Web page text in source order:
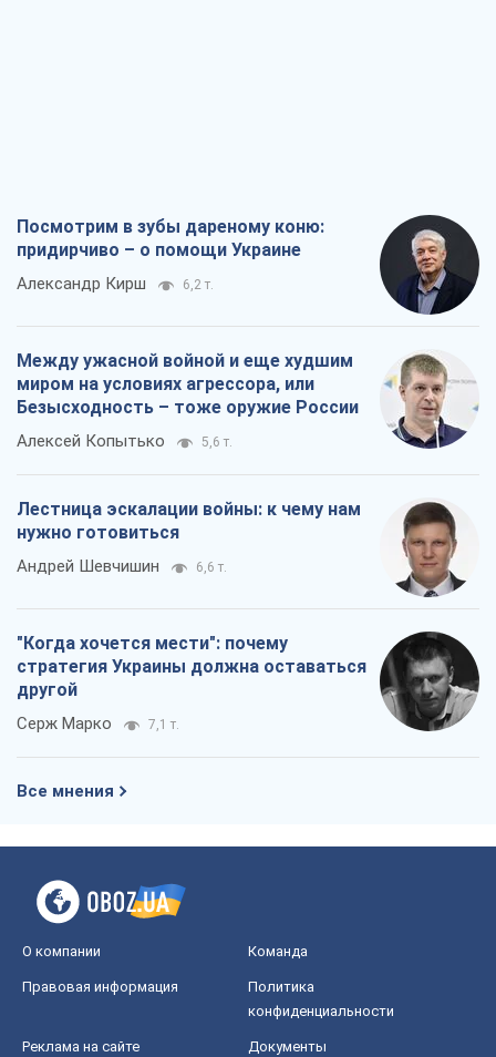
Посмотрим в зубы дареному коню:
придирчиво – о помощи Украине
Александр Кирш 6,2 т.
Между ужасной войной и еще худшим
миром на условиях агрессора, или
Безысходность – тоже оружие России
Алексей Копытько 5,6 т.
Лестница эскалации войны: к чему нам
нужно готовиться
Андрей Шевчишин 6,6 т.
"Когда хочется мести": почему
стратегия Украины должна оставаться
другой
Серж Марко 7,1 т.
Все мнения
О компании Команда
Правовая информация
Политика
конфиденциальности
Реклама на сайте Документы